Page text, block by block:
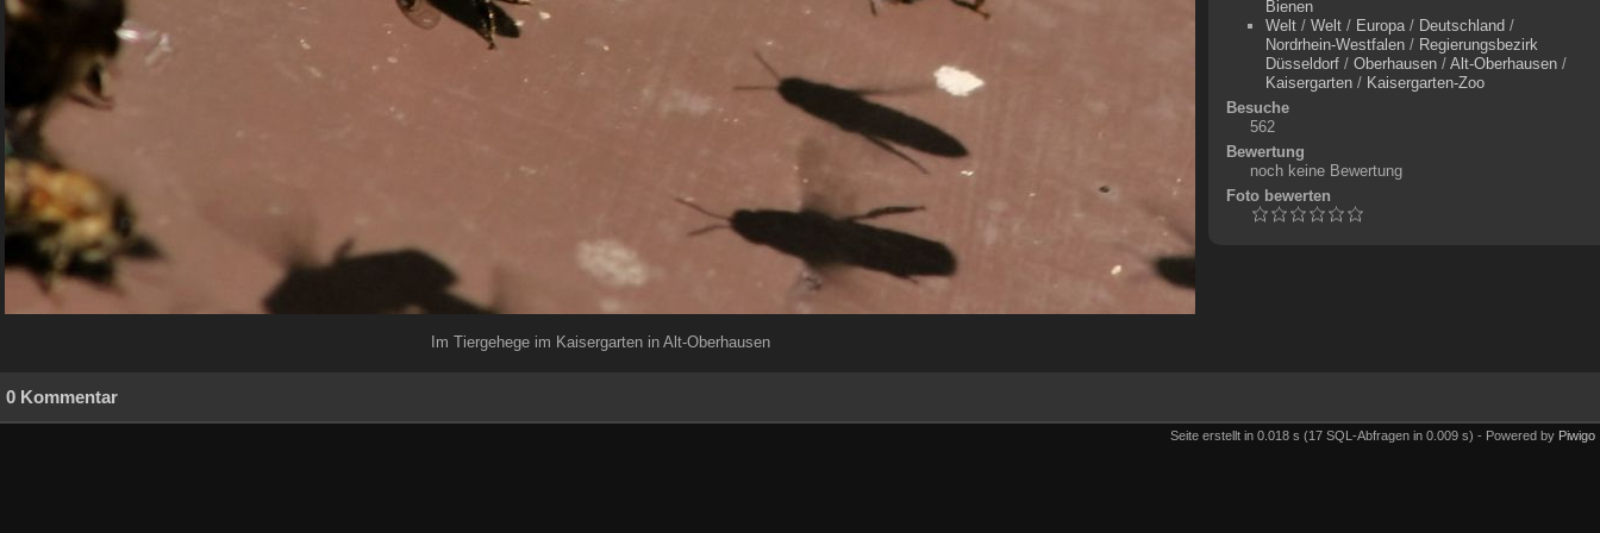
Im Tiergehege im Kaisergarten in Alt-Oberhausen
Bienen
Welt/ Welt/ Europa/ Deutschland /
Nordrhein-Westfalen/ Regierungsbezirk
Düsseldorf/ Oberhausen/ Alt-Oberhausen/
Kaisergarten/ Kaisergarten-Zoo
Besuche
562
Bewertung
noch keine Bewertung
Foto bewerten
0 Kommentar
Seite erstellt in 0.018 s (17 SQL-Abfragen in 0.009 s) - Powered by Piwigo